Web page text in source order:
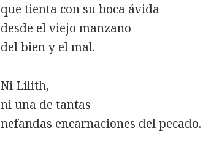
que tienta con su boca ávida
desde el viejo manzano
del bien y el mal.
Ni Lilith,
ni una de tantas
nefandas encarnaciones del pecado.